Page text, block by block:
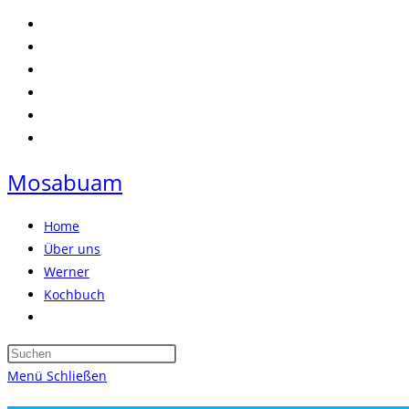
Zum
Inhalt
springen
Mosabuam
Home
Über uns
Werner
Kochbuch
umschalten
Press
Menü Schließen